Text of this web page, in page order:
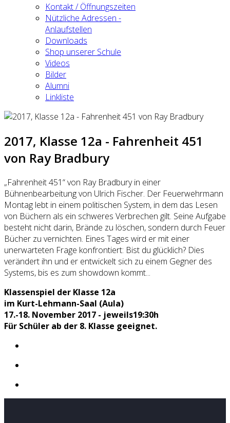
Kontakt / Öffnungszeiten
Nützliche Adressen -
Anlaufstellen
Downloads
Shop unserer Schule
Videos
Bilder
Alumni
Linkliste
2017, Klasse 12a - Fahrenheit 451
von Ray Bradbury
„Fahrenheit 451“ von Ray Bradbury in einer
Bühnenbearbeitung von Ulrich Fischer. Der Feuerwehrmann
Montag lebt in einem politischen System, in dem das Lesen
von Büchern als ein schweres Verbrechen gilt. Seine Aufgabe
besteht nicht darin, Brände zu löschen, sondern durch Feuer
Bücher zu vernichten. Eines Tages wird er mit einer
unerwarteten Frage konfrontiert: Bist du glücklich? Dies
verändert ihn und er entwickelt sich zu einem Gegner des
Systems, bis es zum showdown kommt...
Klassenspiel der Klasse 12a
im Kurt-Lehmann-Saal (Aula)
17.-18. November 2017 - jeweils19:30h
Für Schüler ab der 8. Klasse geeignet.